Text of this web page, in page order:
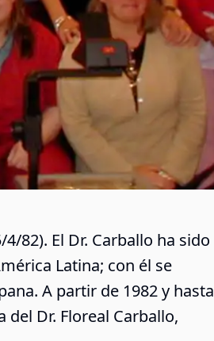
82). El Dr. Carballo ha sido
Latina; con él se
A partir de 1982 y hasta
Dr. Floreal Carballo,